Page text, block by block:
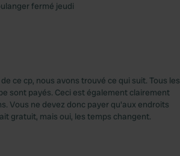
fermé jeudi
ce cp, nous avons trouvé ce qui suit. Tous les
sont payés. Ceci est également clairement
Vous ne devez donc payer qu'aux endroits
gratuit, mais oui, les temps changent.